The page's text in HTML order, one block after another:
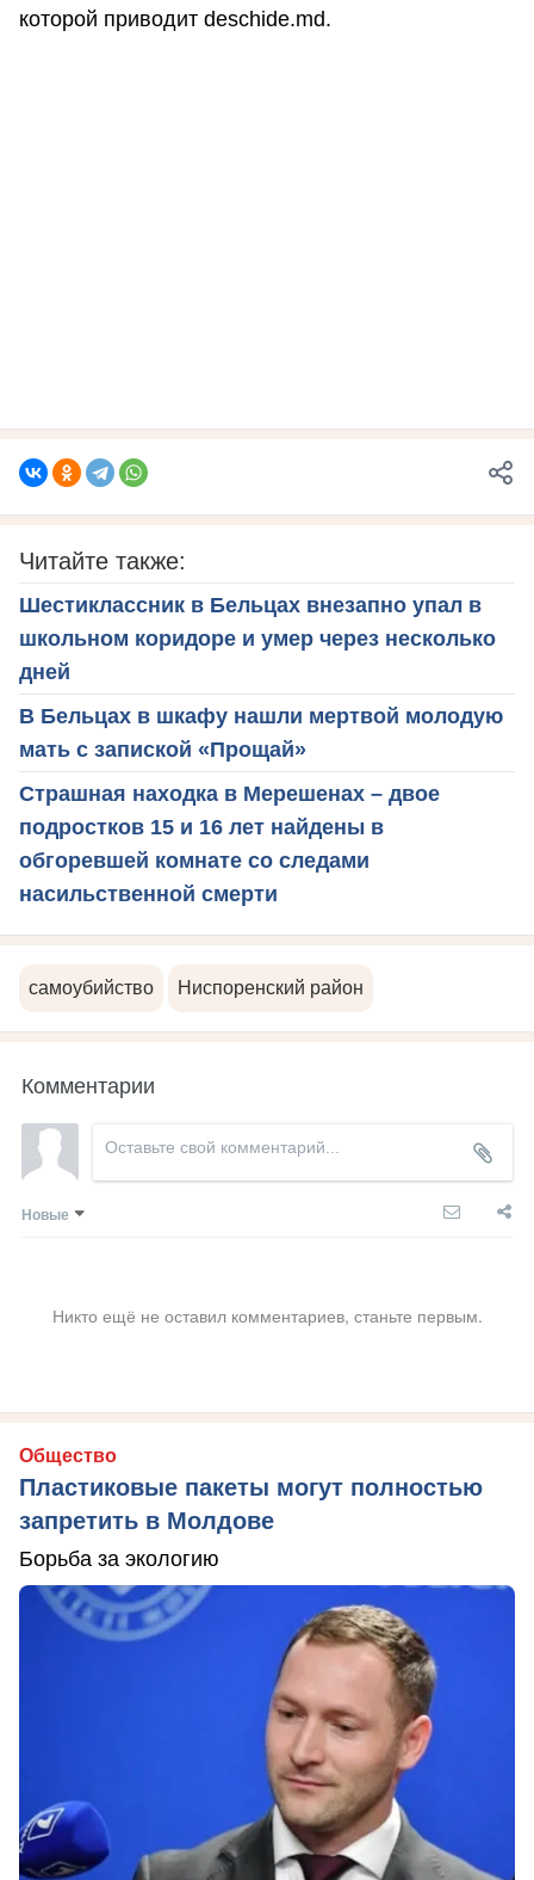
которой приводит deschide.md.
Читайте также:
Шестиклассник в Бельцах внезапно упал в
школьном коридоре и умер через несколько
дней
В Бельцах в шкафу нашли мертвой молодую
мать с запиской «Прощай»
Страшная находка в Мерешенах – двое
подростков 15 и 16 лет найдены в
обгоревшей комнате со следами
насильственной смерти
самоубийство Ниспоренский район
Комментарии
Новые
Никто ещё не оставил комментариев, станьте первым.
Общество
Пластиковые пакеты могут полностью
запретить в Молдове
Борьба за экологию